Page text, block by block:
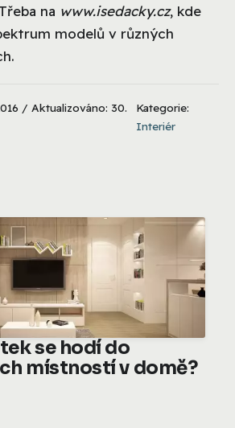
na www.isedacky.cz, kde
modelů v různých
/ Aktualizováno: 30.
Kategorie:
Interiér
se hodí do
místností v domě?